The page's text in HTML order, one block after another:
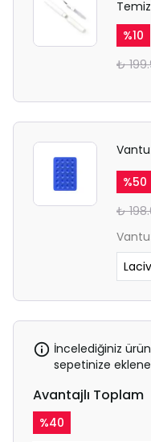
%10
₺
%50
₺
İncelediğiniz
sepetinize
Avantajlı Toplam
%40